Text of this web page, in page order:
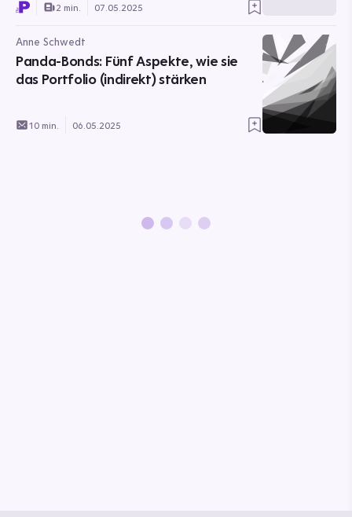
2 min. 07.05.2025
Anne Schwedt
Panda-Bonds: Fünf Aspekte, wie sie
das Portfolio (indirekt) stärken
10 min. 06.05.2025